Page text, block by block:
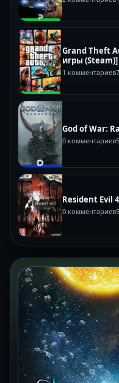
Grand Theft
игры
1 комментариев
God of War:
0 комментариев
Resident Evil
0 комментариев